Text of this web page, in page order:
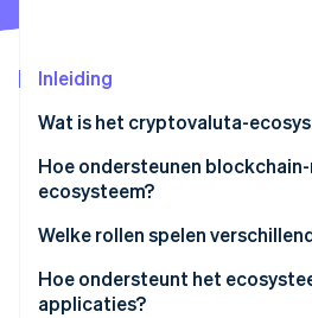
CO₂-verwijdering
Identity
Online identiteitsverificatie
Stripe Sessions
Ontdek hoe
Stripe App
Inleiding
Wat is het cryptovaluta-
Hoe ondersteunen
ecosysteem?
Welke rollen spelen
Hoe ondersteunt het
applicaties?